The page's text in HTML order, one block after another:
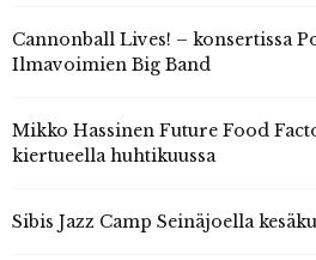
Cannonball Lives! – konsertissa
Ilmavoimien Big Band
Mikko Hassinen Future Food
kiertueella huhtikuussa
Sibis Jazz Camp Seinäjoella